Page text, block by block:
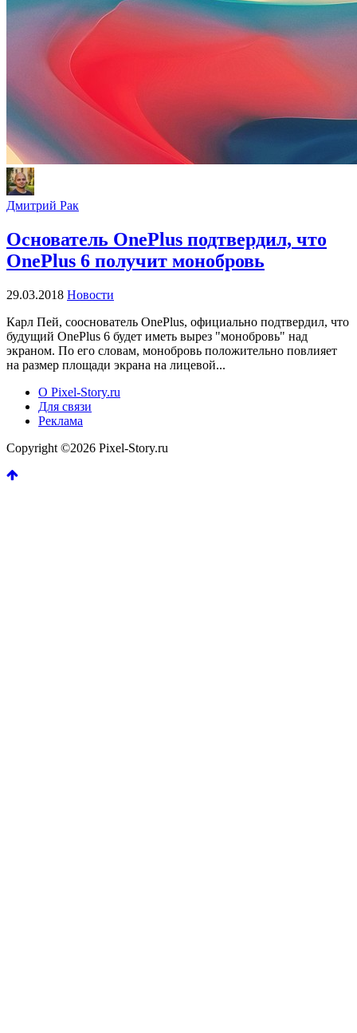
Дмитрий Рак
Основатель OnePlus подтвердил, что
OnePlus 6 получит монобровь
29.03.2018 Новости
Карл Пей, сооснователь OnePlus, официально подтвердил, что
будущий OnePlus 6 будет иметь вырез "монобровь" над
экраном. По его словам, монобровь положительно повлияет
на размер площади экрана на лицевой...
О Pixel-Story.ru
Для связи
Реклама
Copyright ©2026 Pixel-Story.ru